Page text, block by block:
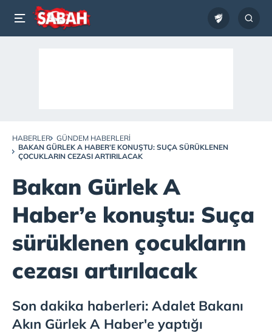
HABERLER
GÜNDEM HABERLERI
BAKAN GÜRLEK A HABER’E KONUŞTU: SUÇA SÜRÜKLENEN
ÇOCUKLARIN CEZASI ARTIRILACAK
Bakan Gürlek A
Haber’e konuştu: Suça
sürüklenen çocukların
cezası artırılacak
Son dakika haberleri: Adalet Bakanı
Akın Gürlek A Haber'e yaptığı